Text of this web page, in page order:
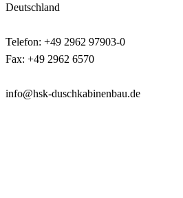
Deutschland
Telefon: +49 2962 97903-0
Fax: +49 2962 6570
info@hsk-duschkabinenbau.de